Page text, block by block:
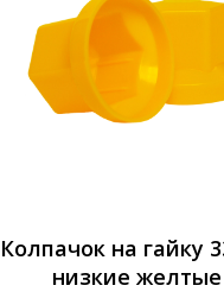
Колпачок на гайку
низкие желтые